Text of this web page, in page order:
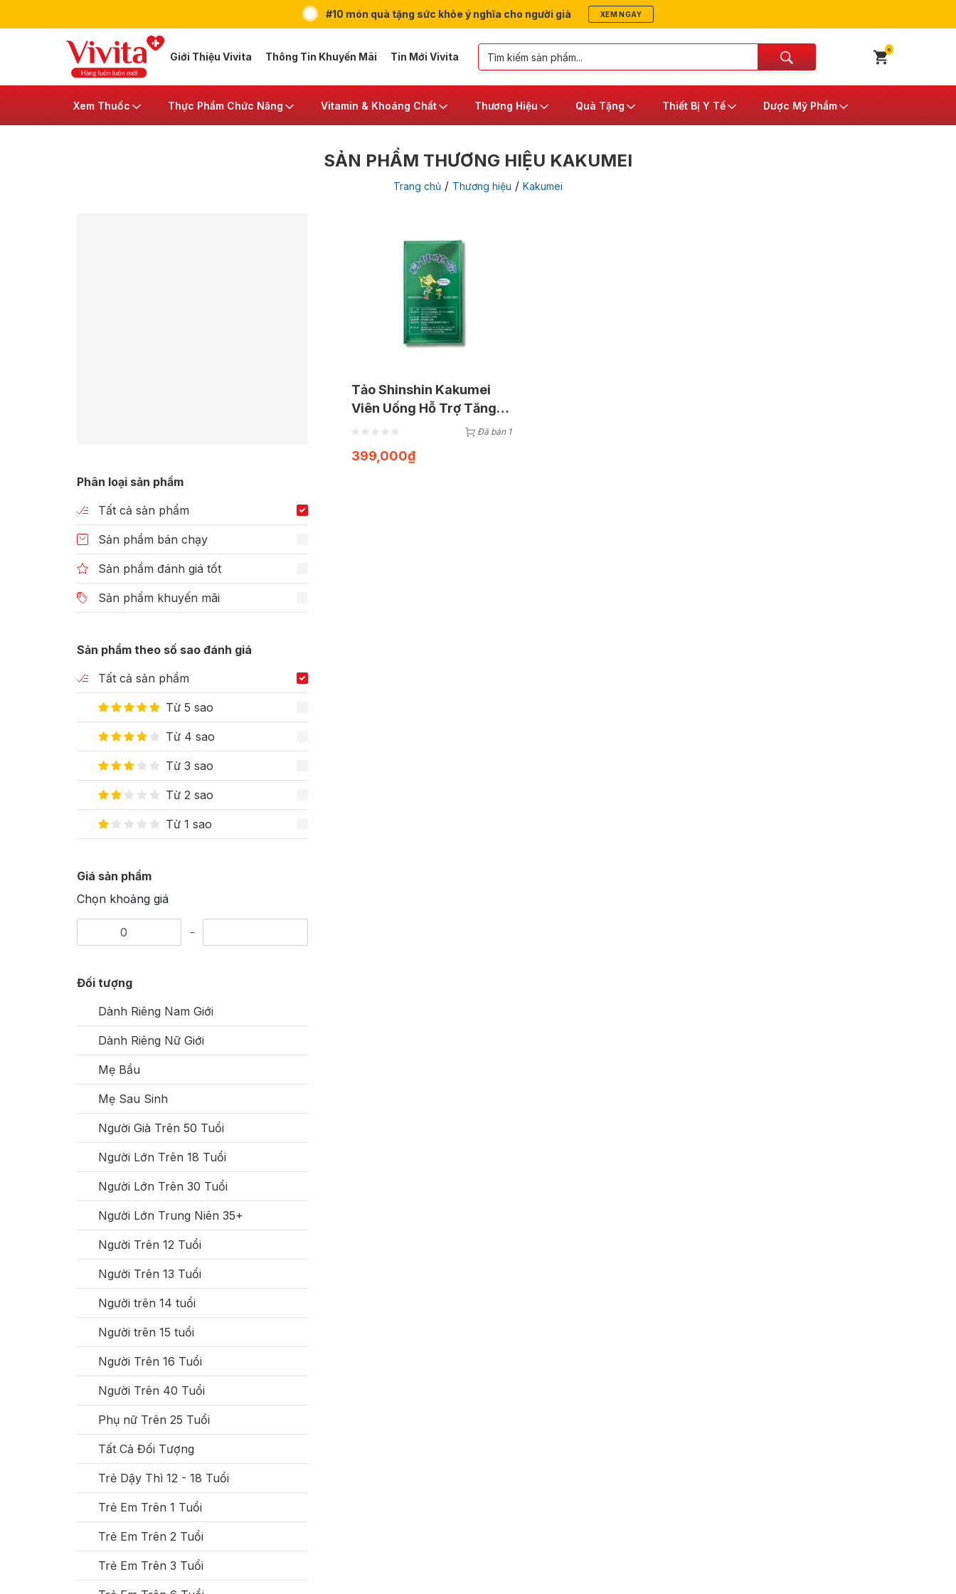
#10 món quà tặng sức khỏe ý nghĩa cho người già XEM NGAY
Giới Thiệu Vivita Thông Tin Khuyến Mãi Tin Mới Vivita
0
Xem Thuốc Thực Phẩm Chức Năng Vitamin & Khoáng Chất Thương Hiệu Quà Tặng Thiết Bị Y Tế Dược Mỹ Phẩm
SẢN PHẨM THƯƠNG HIỆU KAKUMEI
Trang chủ / Thương hiệu / Kakumei
Phân loại sản phẩm
Tất cả sản phẩm
Sản phẩm bán chạy
Sản phẩm đánh giá tốt
Sản phẩm khuyến mãi
Sản phẩm theo số sao đánh giá
Tất cả sản phẩm
Từ 5 sao
Từ 4 sao
Từ 3 sao
Từ 2 sao
Từ 1 sao
Giá sản phẩm
Chọn khoảng giá
-
Đối tượng
Dành Riêng Nam Giới
Dành Riêng Nữ Giới
Mẹ Bầu
Mẹ Sau Sinh
Người Già Trên 50 Tuổi
Người Lớn Trên 18 Tuổi
Người Lớn Trên 30 Tuổi
Người Lớn Trung Niên 35+
Người Trên 12 Tuổi
Người Trên 13 Tuổi
Người trên 14 tuổi
Người trên 15 tuổi
Người Trên 16 Tuổi
Người Trên 40 Tuổi
Phụ nữ Trên 25 Tuổi
Tất Cả Đối Tượng
Trẻ Dậy Thì 12 - 18 Tuổi
Trẻ Em Trên 1 Tuổi
Trẻ Em Trên 2 Tuổi
Trẻ Em Trên 3 Tuổi
Tảo Shinshin Kakumei
Viên Uống Hỗ Trợ Tăng
Chiều Cao Cho Trẻ Từ 6
Viên
Đã bán 1
399,000₫